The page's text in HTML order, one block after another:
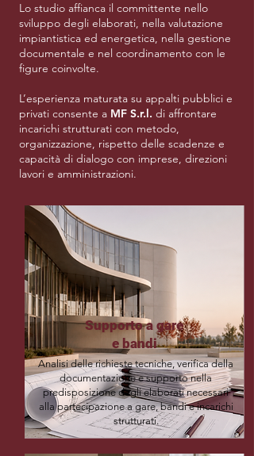
Lo studio affianca il committente nello
sviluppo degli elaborati, nella valutazione
impiantistica ed energetica, nella gestione
documentale e nel coordinamento con le
figure coinvolte.
L’esperienza maturata su appalti pubblici e
privati consente a MF S.r.l. di affrontare
incarichi strutturati con metodo,
organizzazione, rispetto delle scadenze e
capacità di dialogo con imprese, direzioni
lavori e amministrazioni.
Supporto a gare
e bandi
Analisi delle richieste tecniche, verifica della
documentazione e supporto nella
predisposizione degli elaborati necessari
alla partecipazione a gare, bandi e incarichi
strutturati.